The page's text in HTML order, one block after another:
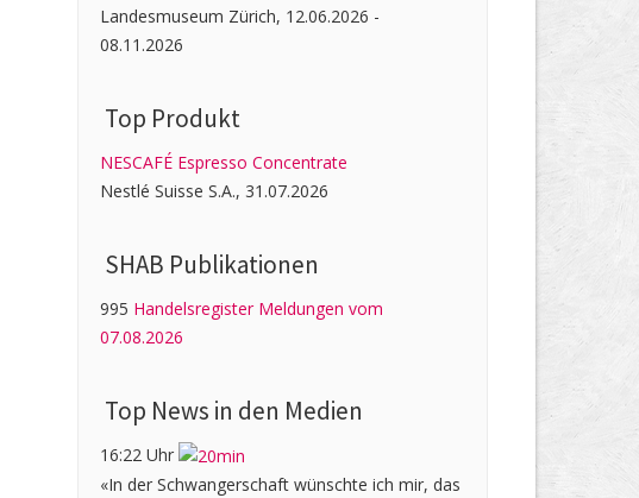
Landesmuseum Zürich, 12.06.2026 -
08.11.2026
Top Produkt
NESCAFÉ Espresso Concentrate
Nestlé Suisse S.A., 31.07.2026
SHAB Publi­kati­onen
995 Handelsregister Meldungen vom
07.08.2026
Top News in den Medien
16:22 Uhr
«In der Schwangerschaft wünschte ich mir, das